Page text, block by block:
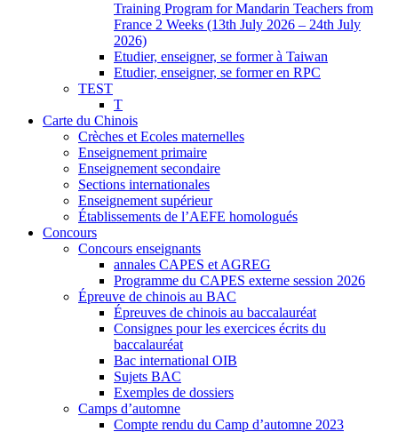
Training Program for Mandarin Teachers from
France 2 Weeks (13th July 2026 – 24th July
2026)
Etudier, enseigner, se former à Taiwan
Etudier, enseigner, se former en RPC
TEST
T
Carte du Chinois
Crèches et Ecoles maternelles
Enseignement primaire
Enseignement secondaire
Sections internationales
Enseignement supérieur
Établissements de l’AEFE homologués
Concours
Concours enseignants
annales CAPES et AGREG
Programme du CAPES externe session 2026
Épreuve de chinois au BAC
Épreuves de chinois au baccalauréat
Consignes pour les exercices écrits du
baccalauréat
Bac international OIB
Sujets BAC
Exemples de dossiers
Camps d’automne
Compte rendu du Camp d’automne 2023